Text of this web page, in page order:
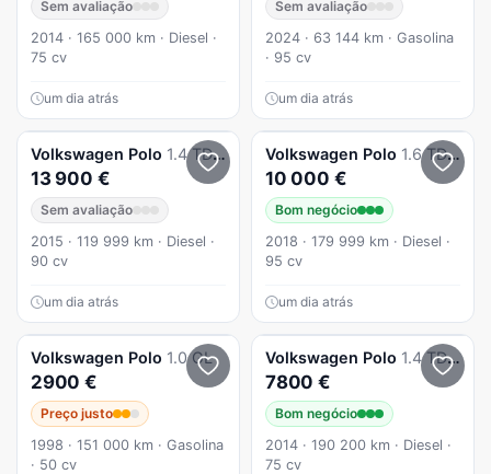
Sem avaliação
2014 · 165 000 km · Diesel ·
75 cv
um dia atrás
Sem avaliação
2024 · 63 144 km · Gasolina
· 95 cv
um dia atrás
Volkswagen Polo 1.4 TDi R-Line
13 900 €
Sem avaliação
2015 · 119 999 km · Diesel ·
90 cv
um dia atrás
Volkswagen Polo 1.6 TDI Highline
10 000 €
Bom negócio
2018 · 179 999 km · Diesel ·
95 cv
um dia atrás
Volkswagen Polo 1.0 GL
2900 €
Preço justo
1998 · 151 000 km · Gasolina
· 50 cv
Volkswagen Polo 1.4 TDi BlueMotion
7800 €
Bom negócio
2014 · 190 200 km · Diesel ·
75 cv